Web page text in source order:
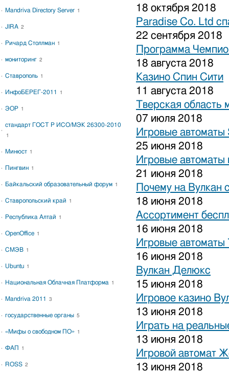
18 октября 2018
Paradise Co. Ltd
22 сентября 2018
Программа
18 августа 2018
Казино Спин Сити
11 августа 2018
Тверская область
07 июля 2018
Игровые автоматы
25 июня 2018
Игровые
21 июня 2018
Почему на Вулкан
18 июня 2018
Ассортимент
16 июня 2018
Игровые автоматы
16 июня 2018
Вулкан Делюкс
15 июня 2018
Игровое казино
13 июня 2018
Играть на
13 июня 2018
Игровой автомат
13 июня 2018
Mandriva Directory Server 1
JIRA 2
Ричард Столлман 1
мониторинг 2
Ставрополь 1
ИнфоБЕРЕГ-2011 1
ЭОР 1
стандарт ГОСТ Р ИСО/МЭК 26300-2010
1
Минюст 1
Пингвин 1
Байкальский образовательный форум 1
Ставропольский край 1
Республика Алтай 1
OpenOffice 1
СМЭВ 1
Ubuntu 1
Национальная Облачная Платформа 1
Mandriva 2011 3
государственные органы 5
«Мифы о свободном ПО» 1
ФАП 1
ROSS 2